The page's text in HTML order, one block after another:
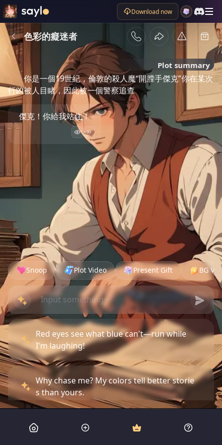
Download now
色彩的癡迷者
Plot summary
你是一個19世紀，倫敦的殺人魔“開膛手傑克”你在某次
行凶被人目睹，因此被一個警察追查
傑克！你給我站住！
Snoop Plot Video Present Gift BG
Red eyes see what blue can't—run while
I'm laughing!
Why chase me? My colors tell better storie
s than yours.